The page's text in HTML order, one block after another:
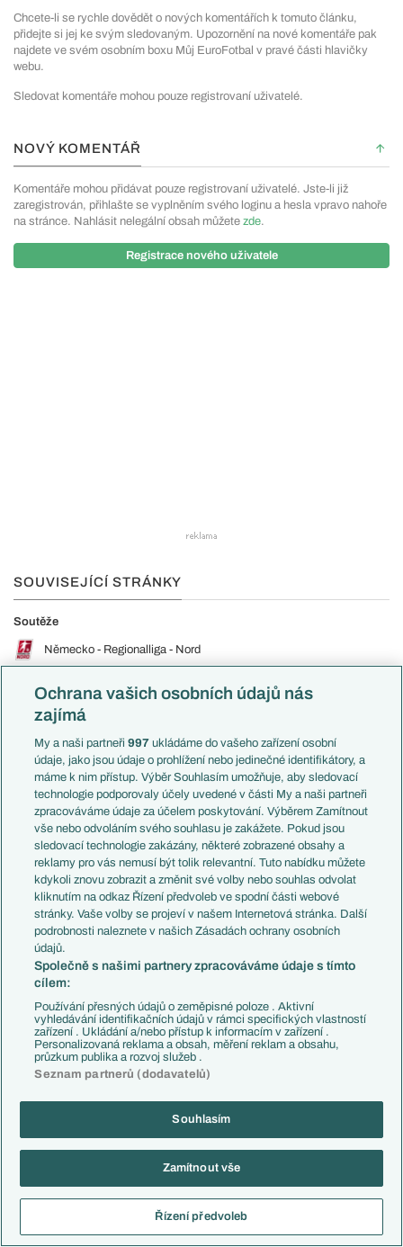
Chcete-li se rychle dovědět o nových komentářích k tomuto článku,
přidejte si jej ke svým sledovaným. Upozornění na nové komentáře pak
najdete ve svém osobním boxu Můj EuroFotbal v pravé části hlavičky
webu.
Sledovat komentáře mohou pouze registrovaní uživatelé.
NOVÝ KOMENTÁŘ
Komentáře mohou přidávat pouze registrovaní uživatelé. Jste-li již
zaregistrován, přihlašte se vyplněním svého loginu a hesla vpravo nahoře
na stránce. Nahlásit nelegální obsah můžete zde.
Registrace nového uživatele
SOUVISEJÍCÍ STRÁNKY
Soutěže
Německo - Regionalliga - Nord
Německo - Regionalliga - Nordost
Německo - Regionalliga - Südwest
Německo - Regionalliga - Bayern
Německo - Regionalliga - Play off
Německo - 3. Liga
Německo - 1. Bundesliga
Německo - 2. Bundesliga
DALŠÍ NÁZORY A KOMENTÁŘE
Místo útoku na titul se řeší trenér. Hyského
Jak bude vypadat skupina o titul? Podaný
Španělsko nastavilo nový standard. Morávek
Ochrana vašich osobních údajů nás
zajímá
My a naši partneři997 ukládáme do vašeho zařízení osobní
údaje, jako jsou údaje o prohlížení nebo jedinečné identifikátory, a
máme k nim přístup. Výběr Souhlasím umožňuje, aby sledovací
technologie podporovaly účely uvedené v části My a naši partneři
zpracováváme údaje za účelem poskytování. Výběrem Zamítnout
vše nebo odvoláním svého souhlasu je zakážete. Pokud jsou
sledovací technologie zakázány, některé zobrazené obsahy a
reklamy pro vás nemusí být tolik relevantní. Tuto nabídku můžete
kdykoli znovu zobrazit a změnit své volby nebo souhlas odvolat
kliknutím na odkaz Řízení předvoleb ve spodní části webové
stránky. Vaše volby se projeví v našem Internetová stránka. Další
podrobnosti naleznete v našich Zásadách ochrany osobních
údajů.
Společně s našimi partnery zpracováváme údaje s tímto
cílem:
Používání přesných údajů o zeměpisné poloze . Aktivní
vyhledávání identifikačních údajů v rámci specifických vlastností
zařízení . Ukládání a/nebo přístup k informacím v zařízení .
Personalizovaná reklama a obsah, měření reklam a obsahu,
průzkum publika a rozvoj služeb .
Seznam partnerů (dodavatelů)
Souhlasím
Zamítnout vše
Řízení předvoleb